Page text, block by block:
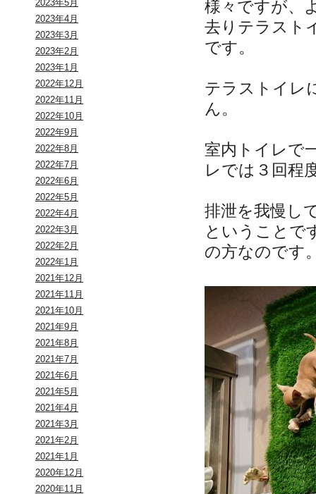
2023年5月
2023年4月
2023年3月
2023年2月
2023年1月
2022年12月
2022年11月
2022年10月
2022年9月
2022年8月
2022年7月
2022年6月
2022年5月
2022年4月
2022年3月
2022年2月
2022年1月
2021年12月
2021年11月
2021年10月
2021年9月
2021年8月
2021年7月
2021年6月
2021年5月
2021年4月
2021年3月
2021年2月
2021年1月
2020年12月
2020年11月
様々ですが、
去りテラスト
です。
テラストイレ
ん。
室内トイレで
レでは３回程
排泄を我慢し
ということで
の方なのです